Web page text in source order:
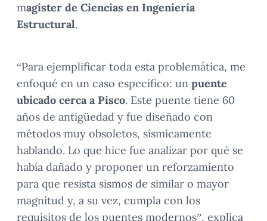
magíster de Ciencias en Ingeniería
Estructural.
“Para ejemplificar toda esta problemática, me
enfoqué en un caso específico: un puente
ubicado cerca a Pisco. Este puente tiene 60
años de antigüedad y fue diseñado con
métodos muy obsoletos, sísmicamente
hablando. Lo que hice fue analizar por qué se
había dañado y proponer un reforzamiento
para que resista sismos de similar o mayor
magnitud y, a su vez, cumpla con los
requisitos de los puentes modernos”, explica